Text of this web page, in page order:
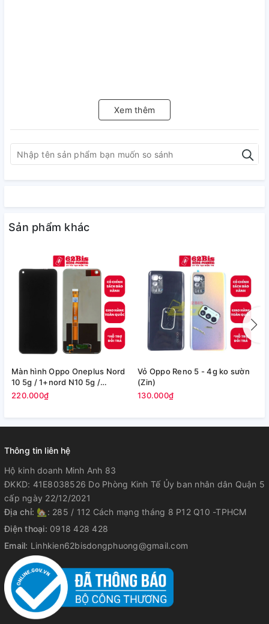
Xem thêm
Sản phẩm khác
Màn hình Oppo Oneplus Nord
10 5g / 1+nord N10 5g /
Oneplus Nord N100 5g full zin
220.000₫
Vỏ Oppo Reno 5 - 4g ko sườn
(Zin)
130.000₫
Thông tin liên hệ
Hộ kinh doanh Minh Anh 83
ĐKKD: 41E8038526 Do Phòng Kinh Tế Ủy ban nhân dân Quận 5
cấp ngày 22/12/2021
Địa chỉ: 🏡: 285 / 112 Cách mạng tháng 8 P12 Q10 -TPHCM
Điện thoại: 0918 428 428
Email: Linhkien62bisdongphuong@gmail.com